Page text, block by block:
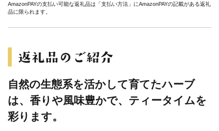
AmazonPAYの支払い可能な返礼品は「支払い方法」にAmazonPAYの記載がある返礼
品に限られます。
自然の生態系を活かして育てたハーブ
は、香りや風味豊かで、ティータイムを
彩ります。